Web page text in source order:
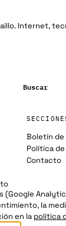
Internet,
Buscar
Boletín de
Política
Contacto
(Google
la
en lapolítica